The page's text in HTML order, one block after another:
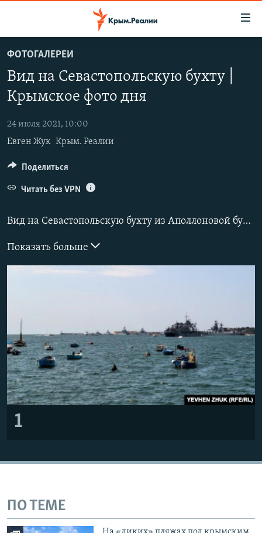
основному
содержанию
Вернутся
навигации
Вернутся
поиску
СПЕЦПРОЕКТЫ
ГРУЗ 200
КАРТА ВОЕННЫХ ОБЪЕКТОВ КРЫМА
11 ЛЕТ ОККУПАЦИИ КРЫМА. 11 ИСТОРИЙ СОПРОТИВЛЕНИЯ
ВОДА
ИСТОРИЯ
ЕЩЕ
ИНТЕРАКТИВ
ИНФОГРАФИКА
ПРОПАВШИЕ БЕЗ ВЕСТИ
ПОБЕДИТЕЛЕЙ НЕ СУДЯТ?
УКРАИНСКАЯ ПРОБЛЕМА КРЫМА
РАДІО СВОБОДА
КАК ОБОЙТИ БЛОКИРОВКУ
Українською
Qırımtatar
ПРИСОЕДИНЯЙТЕСЬ!
Все сайты RFE/RL
ФОТОГАЛЕРЕИ
Вид на Севастопольскую бухту |
Крымское фото дня
24 июля 2021, 10:00
Евген Жук Крым. Реалии
Вид на Севастопольскую бухту из Аполлоновой бухты.
Показать больше
1
Поделиться
Читать без VPN
ПО ТЕМЕ